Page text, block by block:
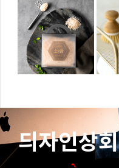
듸자인상회